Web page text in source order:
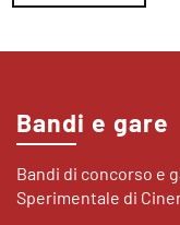
Bandi e gare
Bandi di concorso e
Sperimentale di